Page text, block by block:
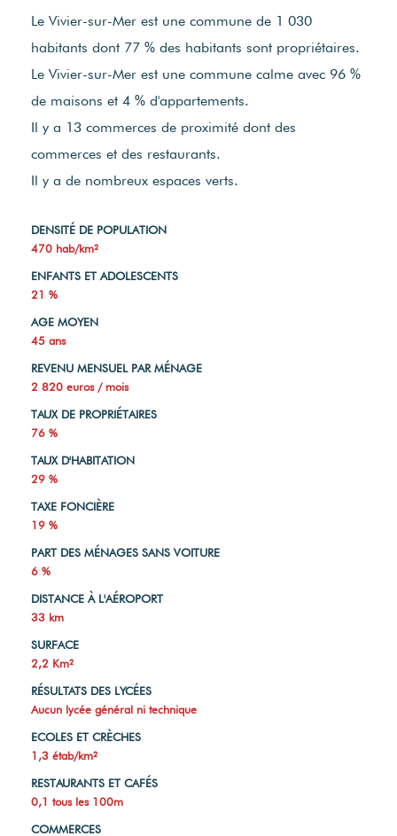
Le Vivier-sur-Mer est une commune de 1 030
habitants dont 77 % des habitants sont propriétaires.
Le Vivier-sur-Mer est une commune calme avec 96 %
de maisons et 4 % d'appartements.
Il y a 13 commerces de proximité dont des
commerces et des restaurants.
Il y a de nombreux espaces verts.
DENSITÉ DE POPULATION
470 hab/km²
ENFANTS ET ADOLESCENTS
21 %
AGE MOYEN
45 ans
REVENU MENSUEL PAR MÉNAGE
2 820 euros / mois
TAUX DE PROPRIÉTAIRES
76 %
TAUX D'HABITATION
29 %
TAXE FONCIÈRE
19 %
PART DES MÉNAGES SANS VOITURE
6 %
DISTANCE À L'AÉROPORT
33 km
SURFACE
2,2 Km²
RÉSULTATS DES LYCÉES
Aucun lycée général ni technique
ECOLES ET CRÈCHES
1,3 étab/km²
RESTAURANTS ET CAFÉS
0,1 tous les 100m
COMMERCES